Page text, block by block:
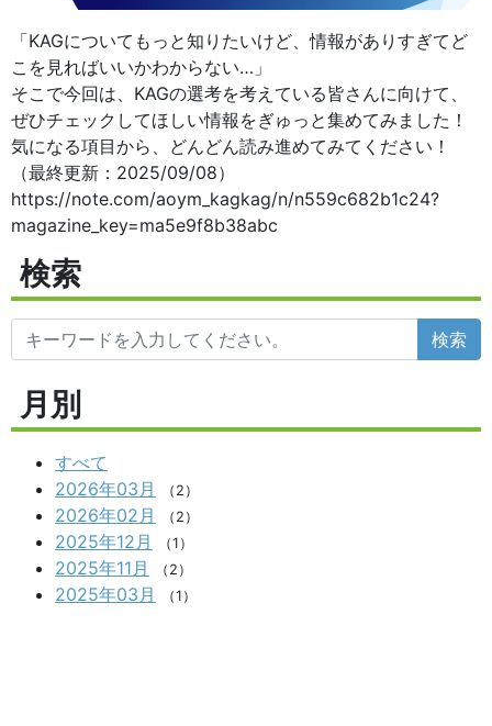
「KAGについてもっと知りたいけど、情報がありすぎてど
こを見ればいいかわからない…」
そこで今回は、KAGの選考を考えている皆さんに向けて、
ぜひチェックしてほしい情報をぎゅっと集めてみました！
気になる項目から、どんどん読み進めてみてください！
（最終更新：2025/09/08）
https://note.com/aoym_kagkag/n/n559c682b1c24?
magazine_key=ma5e9f8b38abc
検索
検索
月別
すべて
2026年03月
（2）
2026年02月 （2）
2025年12月 （1）
2025年11月 （2）
2025年03月 （1）